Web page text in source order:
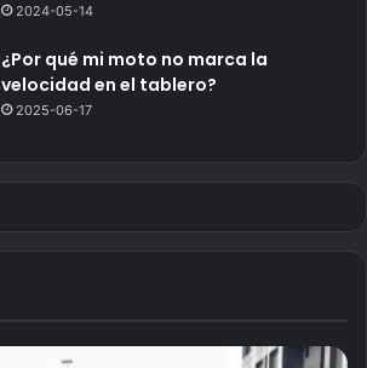
2024-05-14
¿Por qué mi moto no marca la
velocidad en el tablero?
2025-06-17